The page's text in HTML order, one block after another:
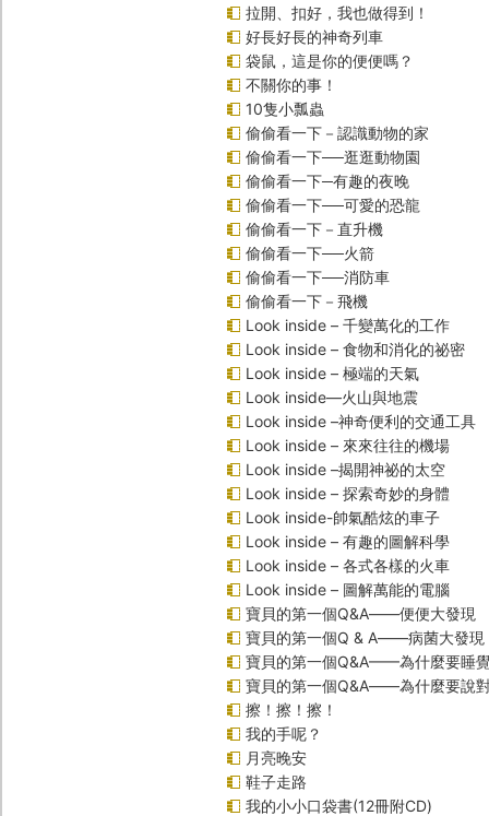
拉開、扣好，我也做得到！
好長好長的神奇列車
袋鼠，這是你的便便嗎？
不關你的事！
10隻小瓢蟲
偷偷看一下－認識動物的家
偷偷看一下──逛逛動物園
偷偷看一下─有趣的夜晚
偷偷看一下──可愛的恐龍
偷偷看一下－直升機
偷偷看一下──火箭
偷偷看一下──消防車
偷偷看一下－飛機
Look inside – 千變萬化的工作
Look inside – 食物和消化的祕密
Look inside – 極端的天氣
Look inside—火山與地震
Look inside –神奇便利的交通工具
Look inside – 來來往往的機場
Look inside –揭開神祕的太空
Look inside – 探索奇妙的身體
Look inside-帥氣酷炫的車子
Look inside – 有趣的圖解科學
Look inside – 各式各樣的火車
Look inside – 圖解萬能的電腦
寶貝的第一個Q&A――便便大發現
寶貝的第一個Q & A――病菌大發現
寶貝的第一個Q&A——為什麼要睡
寶貝的第一個Q&A――為什麼要說
擦！擦！擦！
我的手呢？
月亮晚安
鞋子走路
我的小小口袋書(12冊附CD)